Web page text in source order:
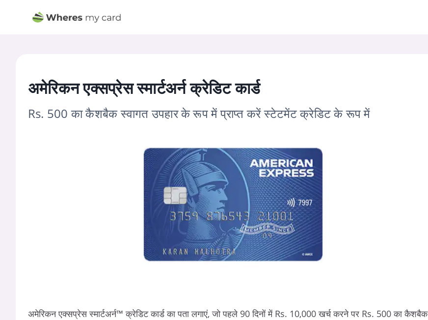
अमेरिकन एक्सप्रेस स्मार्टअर्न क्रेडिट कार्ड
Rs. 500 का कैशबैक स्वागत उपहार के रूप में प्राप्त करें स्टेटमेंट क्रेडिट के रूप में
अमेरिकन एक्सप्रेस स्मार्टअर्न™ क्रेडिट कार्ड का पता लगाएं, जो पहले 90 दिनों में Rs. 10,000 खर्च करने पर Rs. 500 का कैशबैक